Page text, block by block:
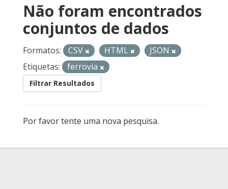
Não foram encontrados
conjuntos de dados
Formatos: CSV HTML
JSON
Etiquetas:
ferrovia
Filtrar Resultados
Por favor tente uma nova pesquisa.